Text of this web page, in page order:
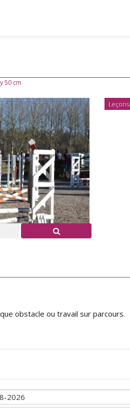
50 cm
Leçons
obstacle ou travail sur parcours.